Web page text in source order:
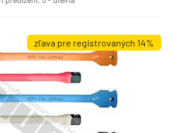
Akcie
Výpredaj
podmienky
podmienky
zľava pre registrovaných 14%